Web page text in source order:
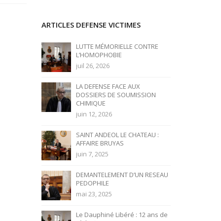
ARTICLES DEFENSE VICTIMES
LUTTE MÉMORIELLE CONTRE
L’HOMOPHOBIE
juil 26, 2026
LA DEFENSE FACE AUX
DOSSIERS DE SOUMISSION
CHIMIQUE
juin 12, 2026
SAINT ANDEOL LE CHATEAU :
AFFAIRE BRUYAS
juin 7, 2025
DEMANTELEMENT D’UN RESEAU
PEDOPHILE
mai 23, 2025
Le Dauphiné Libéré : 12 ans de